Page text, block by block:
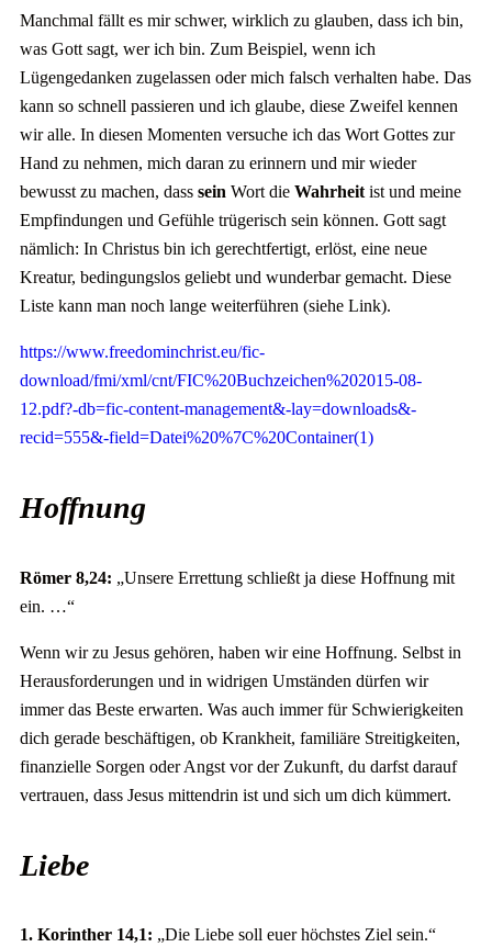
Manchmal fällt es mir schwer, wirklich zu glauben, dass ich bin,
was Gott sagt, wer ich bin. Zum Beispiel, wenn ich
Lügengedanken zugelassen oder mich falsch verhalten habe. Das
kann so schnell passieren und ich glaube, diese Zweifel kennen
wir alle. In diesen Momenten versuche ich das Wort Gottes zur
Hand zu nehmen, mich daran zu erinnern und mir wieder
bewusst zu machen, dass sein Wort die Wahrheit ist und meine
Empfindungen und Gefühle trügerisch sein können. Gott sagt
nämlich: In Christus bin ich gerechtfertigt, erlöst, eine neue
Kreatur, bedingungslos geliebt und wunderbar gemacht. Diese
Liste kann man noch lange weiterführen (siehe Link).
https://www.freedominchrist.eu/fic-
download/fmi/xml/cnt/FIC%20Buchzeichen%202015-08-
12.pdf?-db=fic-content-management&-lay=downloads&-
recid=555&-field=Datei%20%7C%20Container(1)
Hoffnung
Römer 8,24: „Unsere Errettung schließt ja diese Hoffnung mit
ein. …“
Wenn wir zu Jesus gehören, haben wir eine Hoffnung. Selbst in
Herausforderungen und in widrigen Umständen dürfen wir
immer das Beste erwarten. Was auch immer für Schwierigkeiten
dich gerade beschäftigen, ob Krankheit, familiäre Streitigkeiten,
finanzielle Sorgen oder Angst vor der Zukunft, du darfst darauf
vertrauen, dass Jesus mittendrin ist und sich um dich kümmert.
Liebe
1. Korinther 14,1: „Die Liebe soll euer höchstes Ziel sein.“